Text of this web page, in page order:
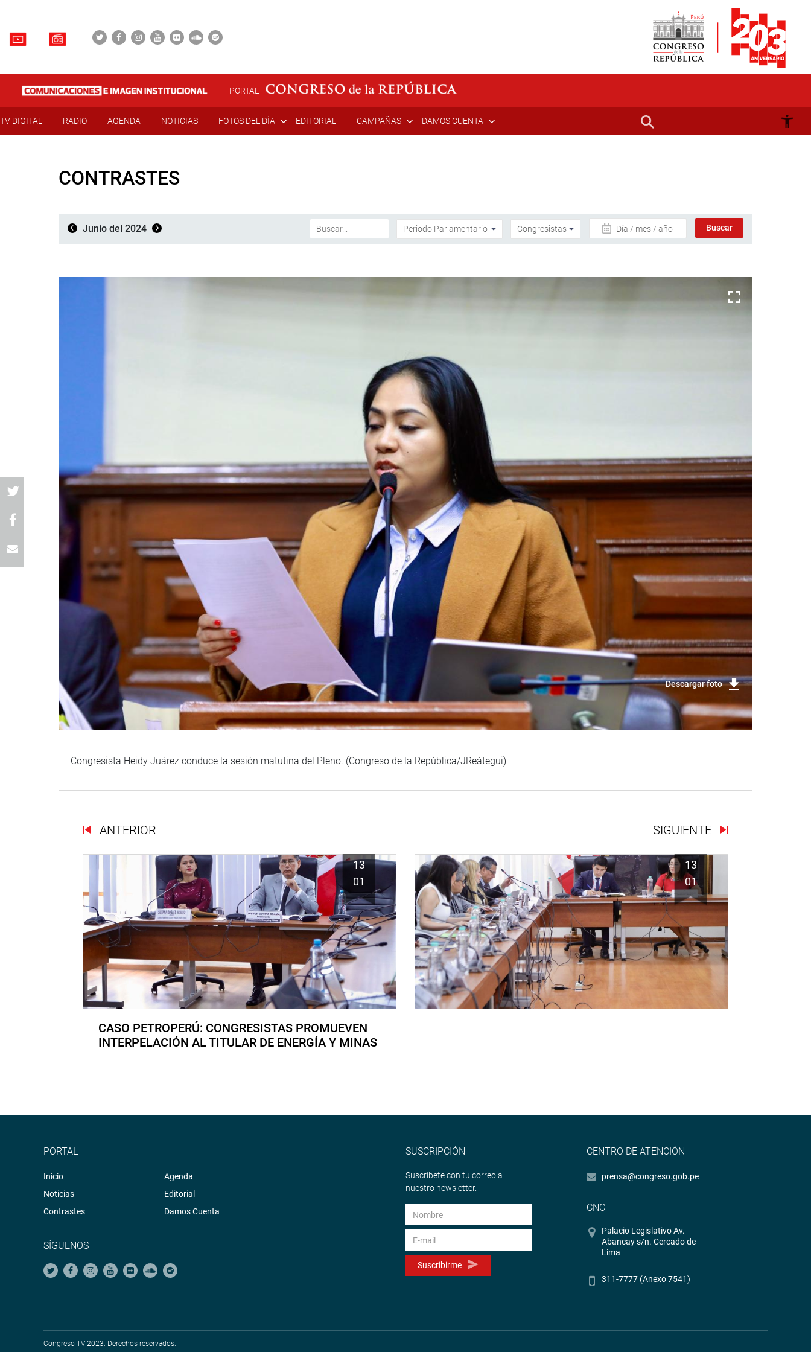
PORTAL
TV DIGITAL RADIO AGENDA NOTICIAS FOTOS DEL DÍA EDITORIAL CAMPAÑAS DAMOS CUENTA
CONTRASTES
Junio del 2024 Día / mes / año
Descargar foto
Congresista Heidy Juárez conduce la sesión matutina del Pleno. (Congreso de la República/JReátegui)
ANTERIOR SIGUIENTE
13
01
CASO PETROPERÚ: CONGRESISTAS PROMUEVEN
INTERPELACIÓN AL TITULAR DE ENERGÍA Y MINAS
13
01
PORTAL
Inicio
Noticias
Contrastes
Agenda
Editorial
Damos Cuenta
SÍGUENOS
SUSCRIPCIÓN
Suscríbete con tu correo a
nuestro newsletter.
Suscribirme
CENTRO DE ATENCIÓN
prensa@congreso.gob.pe
CNC
Palacio Legislativo Av.
Abancay s/n. Cercado de
Lima
311-7777 (Anexo 7541)
Congreso TV 2023. Derechos reservados.